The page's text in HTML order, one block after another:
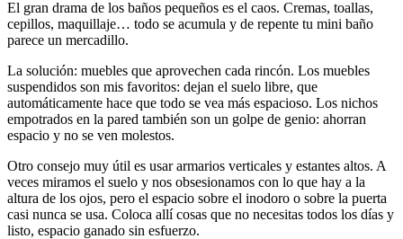
El gran drama de los baños pequeños es el caos. Cremas, toallas,
cepillos, maquillaje… todo se acumula y de repente tu mini baño
parece un mercadillo.
La solución: muebles que aprovechen cada rincón. Los muebles
suspendidos son mis favoritos: dejan el suelo libre, que
automáticamente hace que todo se vea más espacioso. Los nichos
empotrados en la pared también son un golpe de genio: ahorran
espacio y no se ven molestos.
Otro consejo muy útil es usar armarios verticales y estantes altos. A
veces miramos el suelo y nos obsesionamos con lo que hay a la
altura de los ojos, pero el espacio sobre el inodoro o sobre la puerta
casi nunca se usa. Coloca allí cosas que no necesitas todos los días y
listo, espacio ganado sin esfuerzo.